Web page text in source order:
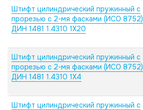
Штифт цилиндрический пружинный с
прорезью с 2-мя фасками (ИСО 8752)
ДИН 1481 1.4310 1X20
Штифт цилиндрический пружинный с
прорезью с 2-мя фасками (ИСО 8752)
ДИН 1481 1.4310 1X4
Штифт цилиндрический пружинный с